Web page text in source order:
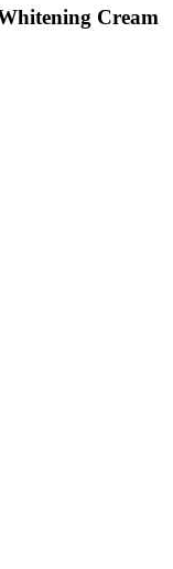
Cream